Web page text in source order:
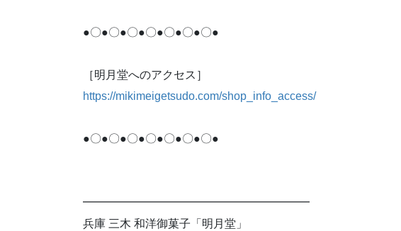
●〇●〇●〇●〇●〇●〇●〇●
［明月堂へのアクセス］
https://mikimeigetsudo.com/shop_info_access/
●〇●〇●〇●〇●〇●〇●〇●
━━━━━━━━━━━━━━━━━━━━
兵庫 三木 和洋御菓子「明月堂」